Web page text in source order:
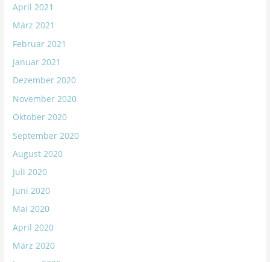
April 2021
März 2021
Februar 2021
Januar 2021
Dezember 2020
November 2020
Oktober 2020
September 2020
August 2020
Juli 2020
Juni 2020
Mai 2020
April 2020
März 2020